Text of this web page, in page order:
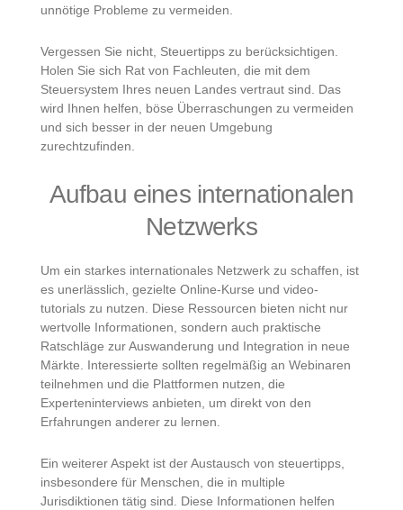
unnötige Probleme zu vermeiden.
Vergessen Sie nicht, Steuertipps zu berücksichtigen.
Holen Sie sich Rat von Fachleuten, die mit dem
Steuersystem Ihres neuen Landes vertraut sind. Das
wird Ihnen helfen, böse Überraschungen zu vermeiden
und sich besser in der neuen Umgebung
zurechtzufinden.
Aufbau eines internationalen
Netzwerks
Um ein starkes internationales Netzwerk zu schaffen, ist
es unerlässlich, gezielte Online-Kurse und video-
tutorials zu nutzen. Diese Ressourcen bieten nicht nur
wertvolle Informationen, sondern auch praktische
Ratschläge zur Auswanderung und Integration in neue
Märkte. Interessierte sollten regelmäßig an Webinaren
teilnehmen und die Plattformen nutzen, die
Experteninterviews anbieten, um direkt von den
Erfahrungen anderer zu lernen.
Ein weiterer Aspekt ist der Austausch von steuertipps,
insbesondere für Menschen, die in multiple
Jurisdiktionen tätig sind. Diese Informationen helfen